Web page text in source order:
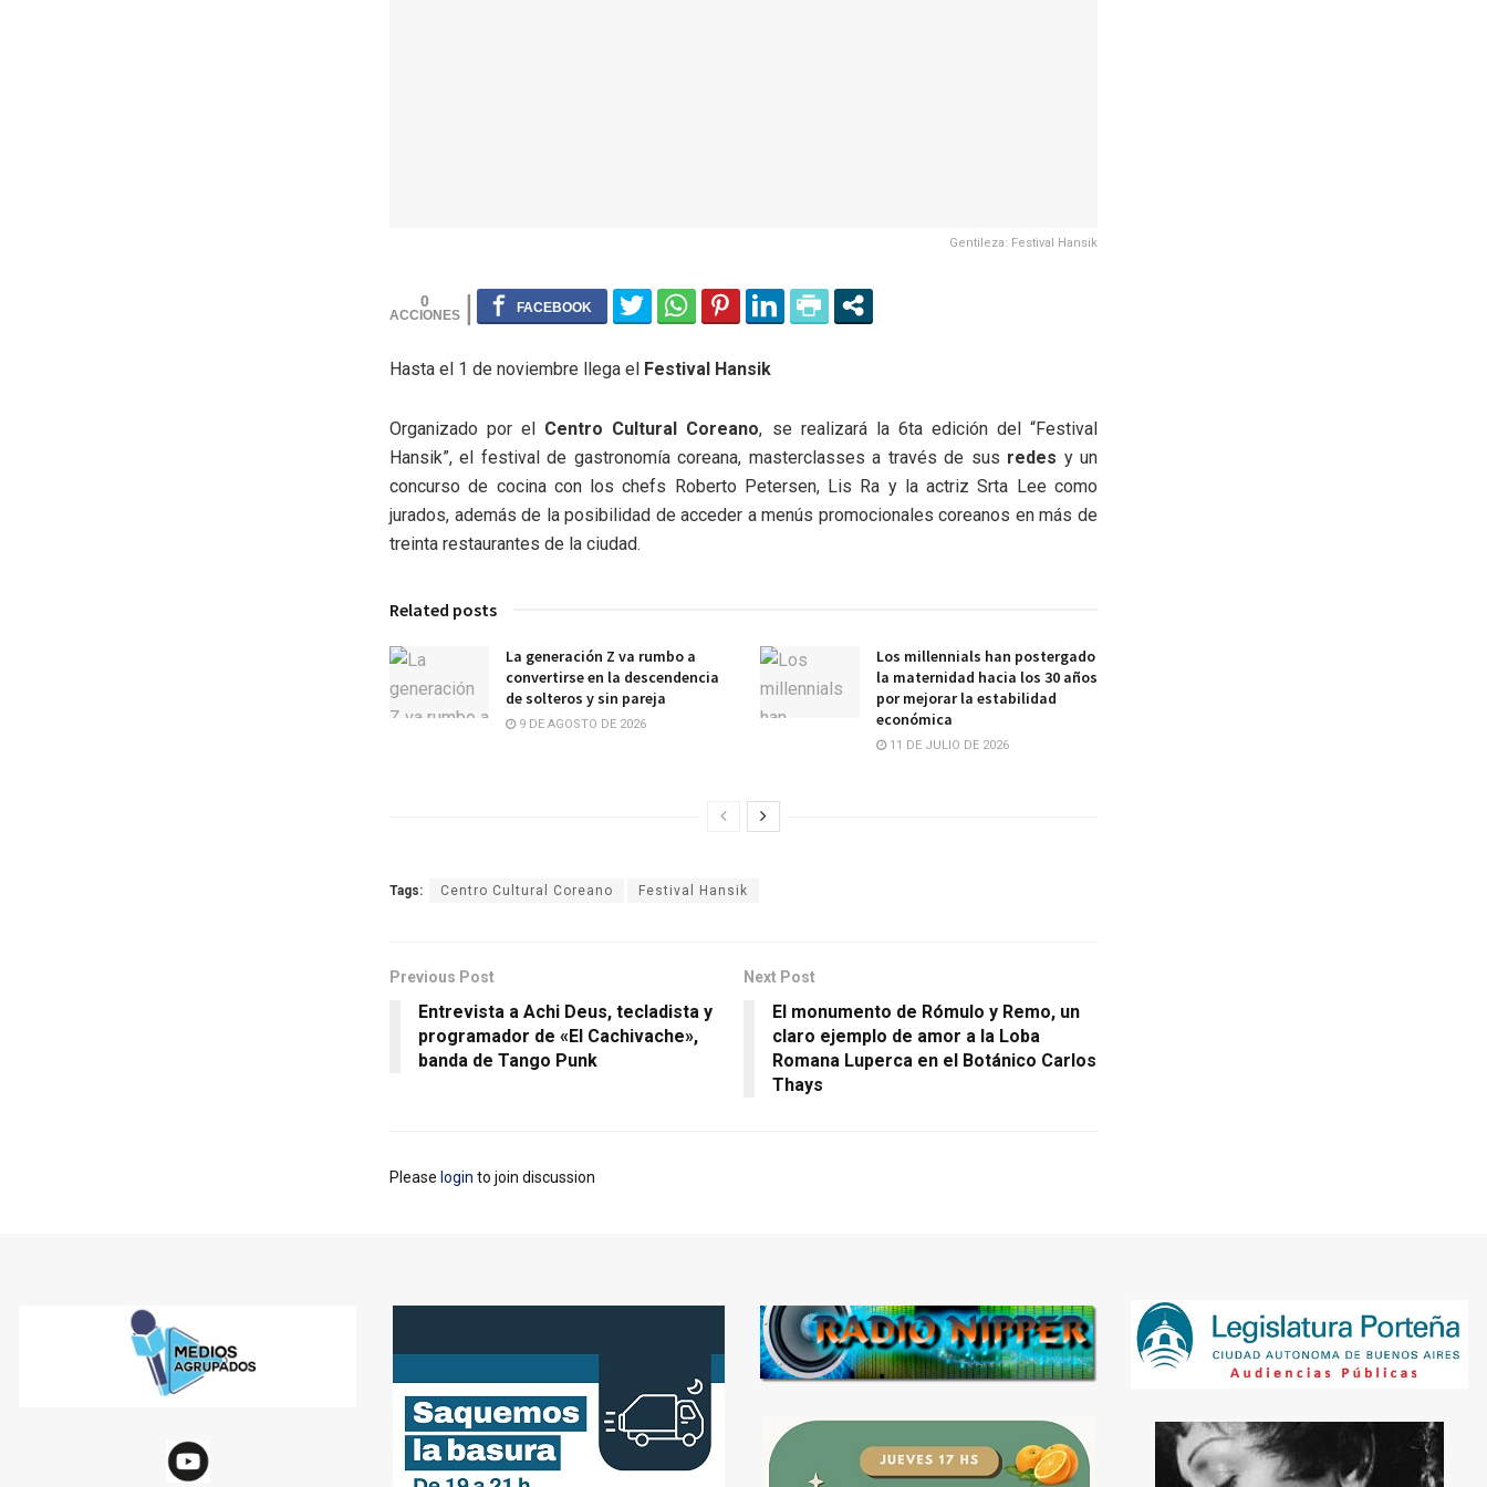
Gentileza: Festival Hansik
0
Hasta el 1 de noviembre llega el Festival Hansik
Organizado por el Centro Cultural Coreano, se realizará la 6ta edición del “Festival
Hansik”, el festival de gastronomía coreana, masterclasses a través de sus redes y un
concurso de cocina con los chefs Roberto Petersen, Lis Ra y la actriz Srta Lee como
jurados, además de la posibilidad de acceder a menús promocionales coreanos en más de
treinta restaurantes de la ciudad.
Related posts
La generación Z va rumbo a
convertirse en la descendencia
de solteros y sin pareja
9 DE AGOSTO DE 2026
Los millennials han postergado
la maternidad hacia los 30 años
por mejorar la estabilidad
económica
11 DE JULIO DE 2026
Tags: Centro Cultural Coreano Festival Hansik
Previous Post
Entrevista a Achi Deus, tecladista y
programador de «El Cachivache»,
banda de Tango Punk
Next Post
El monumento de Rómulo y Remo, un
claro ejemplo de amor a la Loba
Romana Luperca en el Botánico Carlos
Thays
Please login to join discussion